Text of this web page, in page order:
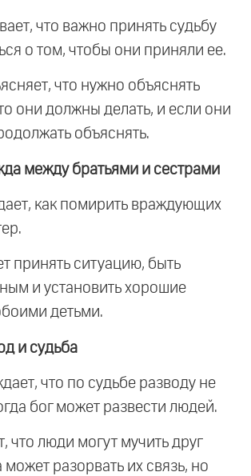
что важно принять судьбу
о том, чтобы они приняли ее.
что нужно объяснять
они должны делать, и если они
объяснять.
между братьями и сестрами
как помирить враждующих
принять ситуацию, быть
и установить хорошие
детьми.
и судьба
что по судьбе разводу не
бог может развести людей.
что люди могут мучить друг
может разорвать их связь, но